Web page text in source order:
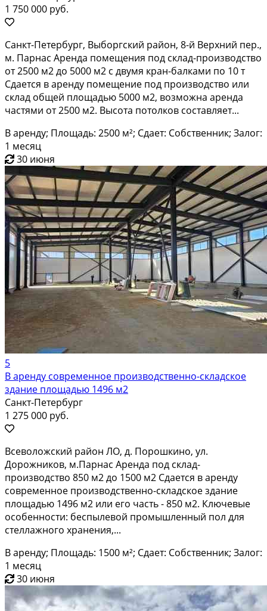
1 750 000 руб.
Санкт-Петербург, Выборгский район, 8-й Верхний пер.,
м. Парнас Аренда помещения под склад-производство
от 2500 м2 до 5000 м2 с двумя кран-балками по 10 т
Сдается в аренду помещение под производство или
склад общей площадью 5000 м2, возможна аренда
частями от 2500 м2. Высота потолков составляет...
В аренду; Площадь: 2500 м²; Сдает: Собственник; Залог:
1 месяц
30 июня
5
В аренду современное производственно-складское
здание площадью 1496 м2
Санкт-Петербург
1 275 000 руб.
Всеволожский район ЛО, д. Порошкино, ул.
Дорожников, м.Парнас Аренда под склад-
производство 850 м2 до 1500 м2 Сдается в аренду
современное производственно-складское здание
площадью 1496 м2 или его часть - 850 м2. Ключевые
особенности: беспылевой промышленный пол для
стеллажного хранения,...
В аренду; Площадь: 1500 м²; Сдает: Собственник; Залог:
1 месяц
30 июня